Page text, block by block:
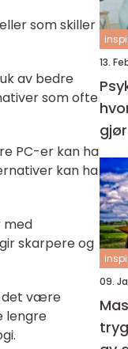
som skiller
av bedre
som ofte
PC-er kan ha
kan ha
med
skarpere og
det være
lengre
13.
09.